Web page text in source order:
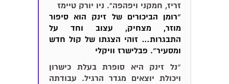
זריז, חמקני ויפהפה". ניו יורק טיימז
״רומן הביכורים של זינק הוא סיפור
מוזר, מצחיק, עצוב וחד על
התבגרות… זוהי הצגתו של קול חדש
ומסעיר״. פבלישרז וויקלי
״נל זינק היא סופרת בעלת כישרון
ויכולת יוצאים מגדר הרגיל. עבודתה